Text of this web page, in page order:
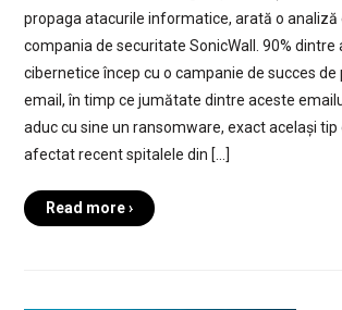
propaga atacurile informatice, arată o
compania de securitate SonicWall. 90% dintre
cibernetice încep cu o campanie de succes de
email, în timp ce jumătate dintre aceste
aduc cu sine un ransomware, exact același tip
afectat recent spitalele din […]
Read more ›